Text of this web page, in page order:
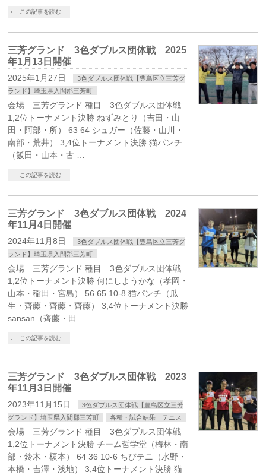
この記事を読む
三芳グランド 3色ダブルス団体戦 2025
年1月13日開催
2025年1月27日
3色ダブルス団体戦【豊島区立三芳グ
ランド】埼玉県入間郡三芳町
会場 三芳グランド 種目 3色ダブルス団体戦
1,2位トーナメント決勝 ねずみとり（吉田・山
田・阿部・所） 63 64 シュガー（佐藤・山川・
南部・荒井） 3,4位トーナメント決勝 猫パンチ
（飯田・山本・古 …
この記事を読む
三芳グランド 3色ダブルス団体戦 2024
年11月4日開催
2024年11月8日
3色ダブルス団体戦【豊島区立三芳グ
ランド】埼玉県入間郡三芳町
会場 三芳グランド 種目 3色ダブルス団体戦
1,2位トーナメント決勝 何にしようかな（孝岡・
山本・稲田・宮島） 56 65 10-8 猫パンチ（瓜
生・齊藤・齊藤・齊藤） 3,4位トーナメント決勝
sansan（齊藤・田 …
この記事を読む
三芳グランド 3色ダブルス団体戦 2023
年11月3日開催
2023年11月15日
3色ダブルス団体戦【豊島区立三芳
グランド】埼玉県入間郡三芳町
各種・試合結果｜テニス
会場 三芳グランド 種目 3色ダブルス団体戦
1,2位トーナメント決勝 チーム哲学堂（梅林・南
部・鈴木・榎本） 64 36 10-6 ちびテニ（水野・
本橋・吉澤・浅地） 3,4位トーナメント決勝 猫